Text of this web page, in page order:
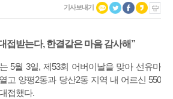
기사보내기
접받는다, 한결같은 마음 감사해”
5월 3일, 제53회 어버이날을 맞아 선유마
고 양평2동과 당산2동 지역 내 어르신 550
접했다.